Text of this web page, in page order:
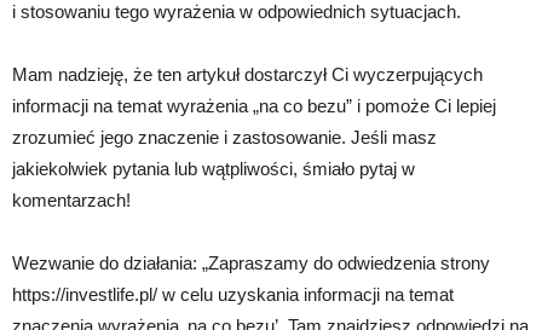
i stosowaniu tego wyrażenia w odpowiednich sytuacjach.
Mam nadzieję, że ten artykuł dostarczył Ci wyczerpujących
informacji na temat wyrażenia „na co bezu” i pomoże Ci lepiej
zrozumieć jego znaczenie i zastosowanie. Jeśli masz
jakiekolwiek pytania lub wątpliwości, śmiało pytaj w
komentarzach!
Wezwanie do działania: „Zapraszamy do odwiedzenia strony
https://investlife.pl/ w celu uzyskania informacji na temat